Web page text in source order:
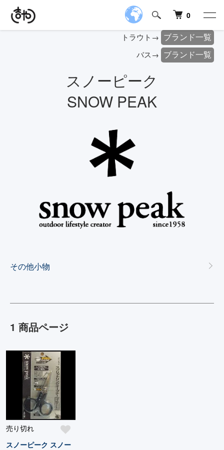
0
トラウト→ ブランド一覧
バス→ ブランド一覧
スノーピーク
SNOW PEAK
カテゴリー一覧
その他小物
1 商品ページ
売り切れ
スノーピーク スノー